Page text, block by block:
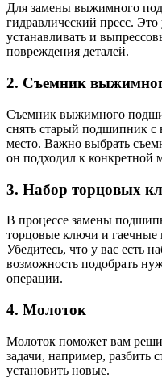
Для замены выжимного
гидравлический пресс. Это
устанавливать и
повреждения деталей.
2. Съемник
Съемник выжимного
снять старый подшипник с
место. Важно выбрать
он подходил к конкретной
3. Набор торцовых
В процессе замены
торцовые ключи и гаечные
Убедитесь, что у вас есть
возможность подобрать
операции.
4. Молоток
Молоток поможет вам
задачи, например, разбить
установить новые.